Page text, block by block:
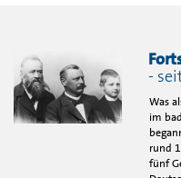
-
Was
im
rund
fünf